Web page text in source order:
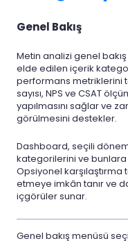
Genel Bakış
Metin analizi genel
elde edilen içerik
performans metriklerini
sayısı, NPS ve CSAT
yapılmasını sağlar ve
görülmesini destekler.
Dashboard, seçili
kategorilerini ve bunlara
Opsiyonel
etmeye imkân tanır ve
içgörüler sunar.
Genel bakış menüsü